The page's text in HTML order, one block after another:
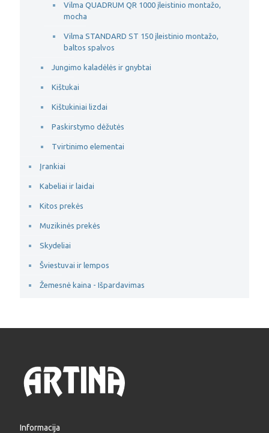
Vilma QUADRUM QR 1000 įleistinio montažo,
mocha
Vilma STANDARD ST 150 įleistinio montažo,
baltos spalvos
Jungimo kaladėlės ir gnybtai
Kištukai
Kištukiniai lizdai
Paskirstymo dėžutės
Tvirtinimo elementai
Įrankiai
Kabeliai ir laidai
Kitos prekės
Muzikinės prekės
Skydeliai
Šviestuvai ir lempos
Žemesnė kaina - Išpardavimas
Informacija